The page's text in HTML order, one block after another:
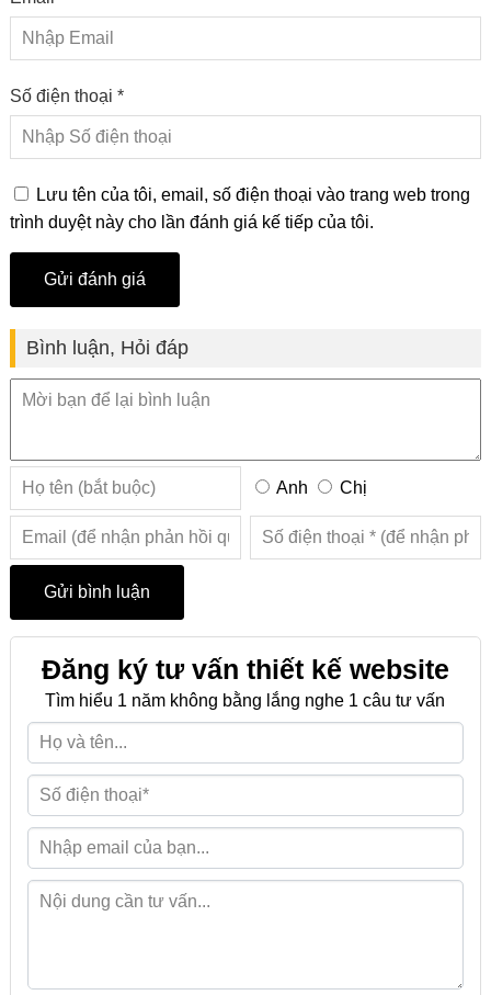
Số điện thoại *
Lưu tên của tôi, email, số điện thoại vào trang web trong
trình duyệt này cho lần đánh giá kế tiếp của tôi.
Bình luận, Hỏi đáp
Anh Chị
Đăng ký tư vấn thiết kế website
Tìm hiểu 1 năm không bằng lắng nghe 1 câu tư vấn